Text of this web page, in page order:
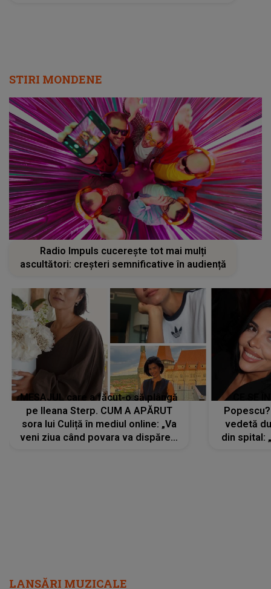
STIRI MONDENE
Radio Impuls cucerește tot mai mulți
ascultători: creșteri semnificative în audiență
MESAJUL care a făcut-o să plângă
pe Ileana Sterp. CUM A APĂRUT
sora lui Culiță în mediul online: „Va
veni ziua când povara va dispărea,
vedetă
din spital:
LANSĂRI MUZICALE